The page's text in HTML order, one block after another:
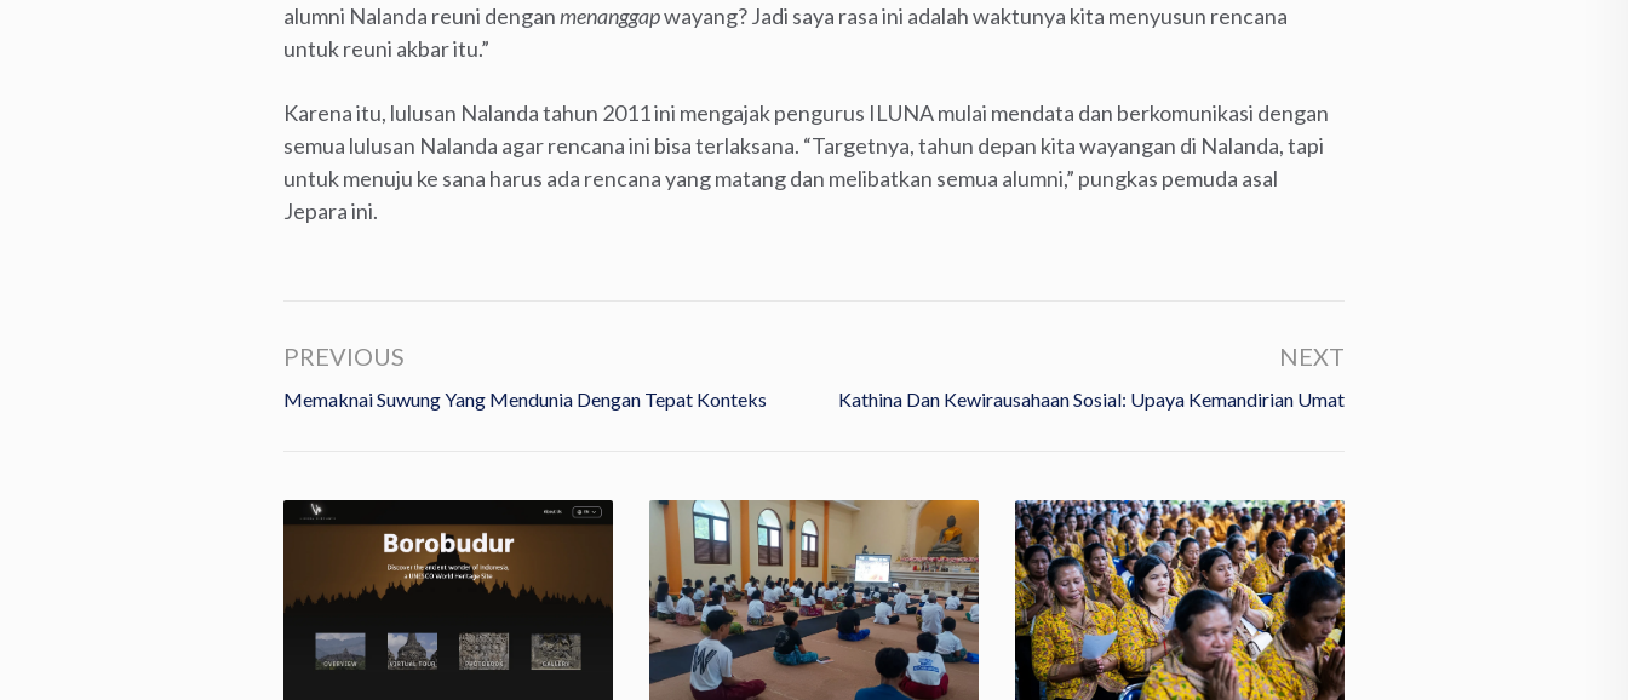
alumni Nalanda reuni denganmenanggapwayang? Jadi saya rasa ini adalah waktunya kita menyusun rencana
untuk reuni akbar itu.”
Karena itu, lulusan Nalanda tahun 2011 ini mengajak pengurus ILUNA mulai mendata dan berkomunikasi dengan
semua lulusan Nalanda agar rencana ini bisa terlaksana. “Targetnya, tahun depan kita wayangan di Nalanda, tapi
untuk menuju ke sana harus ada rencana yang matang dan melibatkan semua alumni,” pungkas pemuda asal
Jepara ini.
PREVIOUS
Memaknai Suwung Yang Mendunia Dengan Tepat Konteks
NEXT
Kathina Dan Kewirausahaan Sosial: Upaya Kemandirian Umat